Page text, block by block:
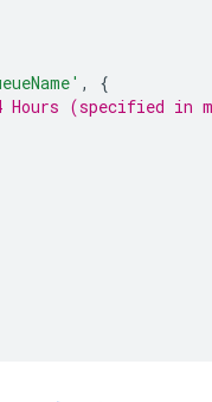
,
{
(specified in